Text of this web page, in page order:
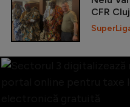
CFR Cluj